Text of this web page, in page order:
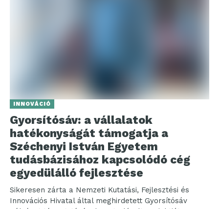
INNOVÁCIÓ
Gyorsítósáv: a vállalatok
hatékonyságát támogatja a
Széchenyi István Egyetem
tudásbázisához kapcsolódó cég
egyedülálló fejlesztése
Sikeresen zárta a Nemzeti Kutatási, Fejlesztési és
Innovációs Hivatal által meghirdetett Gyorsítósáv